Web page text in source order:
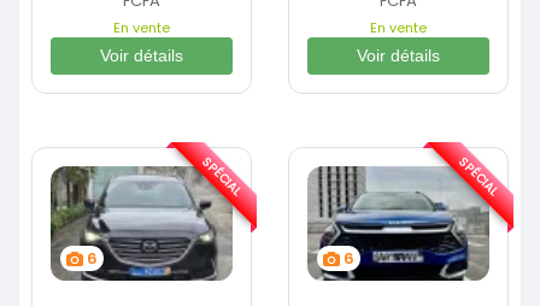
En vente
Voir détails
En vente
Voir détails
6
SPÉCIAL
6
SPÉCIAL